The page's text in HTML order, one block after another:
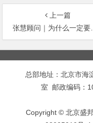
上一篇
张慧顾问｜为什么一定要申请专利？
文
章
总部地址：北京市海
室 邮政编码：
Copyright © 北京盛